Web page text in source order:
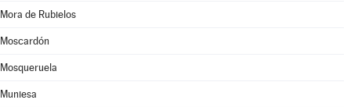
Mora de Rubielos
Moscardón
Mosqueruela
Muniesa